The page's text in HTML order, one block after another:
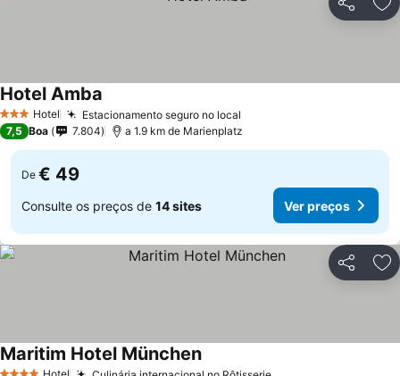
Partilhar
3 EstrelasHotel Estacionamento seguro no local
Hotel Amba
7,5 Boa 7.804 a 1.9 km de Marienplatz
De € 49
Consulte os preços de 14 sites Ver preços
Partilhar
Hotel
Maritim Hotel München